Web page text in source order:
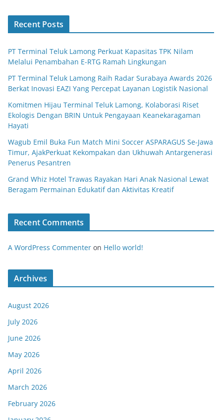
Recent Posts
PT Terminal Teluk Lamong Perkuat Kapasitas TPK Nilam
Melalui Penambahan E-RTG Ramah Lingkungan
PT Terminal Teluk Lamong Raih Radar Surabaya Awards 2026
Berkat Inovasi EAZI Yang Percepat Layanan Logistik Nasional
Komitmen Hijau Terminal Teluk Lamong, Kolaborasi Riset
Ekologis Dengan BRIN Untuk Pengayaan Keanekaragaman
Hayati
Wagub Emil Buka Fun Match Mini Soccer ASPARAGUS Se-Jawa
Timur, AjakPerkuat Kekompakan dan Ukhuwah Antargenerasi
Penerus Pesantren
Grand Whiz Hotel Trawas Rayakan Hari Anak Nasional Lewat
Beragam Permainan Edukatif dan Aktivitas Kreatif
Recent Comments
A WordPress Commenter on Hello world!
Archives
August 2026
July 2026
June 2026
May 2026
April 2026
March 2026
February 2026